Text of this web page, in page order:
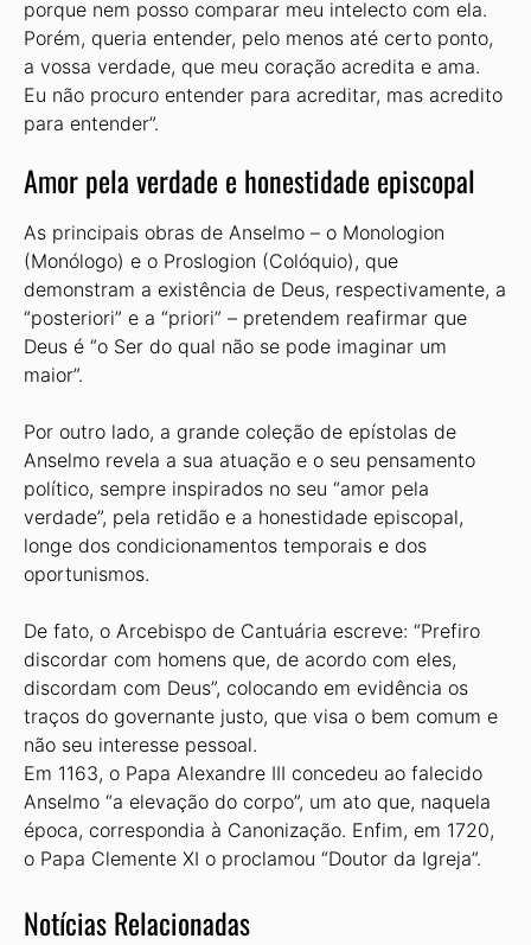
porque nem posso comparar meu intelecto com ela.
Porém, queria entender, pelo menos até certo ponto,
a vossa verdade, que meu coração acredita e ama.
Eu não procuro entender para acreditar, mas acredito
para entender”.
Amor pela verdade e honestidade episcopal
As principais obras de Anselmo – o Monologion
(Monólogo) e o Proslogion (Colóquio), que
demonstram a existência de Deus, respectivamente, a
“posteriori” e a “priori” – pretendem reafirmar que
Deus é “o Ser do qual não se pode imaginar um
maior”.
Por outro lado, a grande coleção de epístolas de
Anselmo revela a sua atuação e o seu pensamento
político, sempre inspirados no seu “amor pela
verdade”, pela retidão e a honestidade episcopal,
longe dos condicionamentos temporais e dos
oportunismos.
De fato, o Arcebispo de Cantuária escreve: “Prefiro
discordar com homens que, de acordo com eles,
discordam com Deus”, colocando em evidência os
traços do governante justo, que visa o bem comum e
não seu interesse pessoal.
Em 1163, o Papa Alexandre III concedeu ao falecido
Anselmo “a elevação do corpo”, um ato que, naquela
época, correspondia à Canonização. Enfim, em 1720,
o Papa Clemente XI o proclamou “Doutor da Igreja”.
Notícias Relacionadas